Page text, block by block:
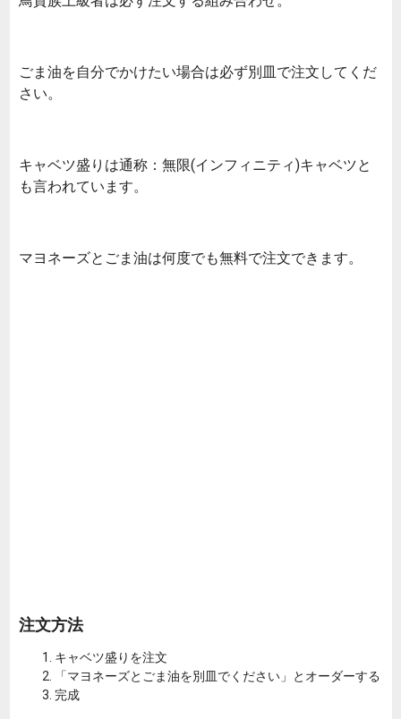
ごま油を自分でかけたい場合は必ず別皿で注文してくだ
さい。
キャベツ盛りは通称：無限(インフィニティ)キャベツと
も言われています。
マヨネーズとごま油は何度でも無料で注文できます。
注文方法
キャベツ盛りを注文
「マヨネーズとごま油を別皿でください」とオーダーする
完成